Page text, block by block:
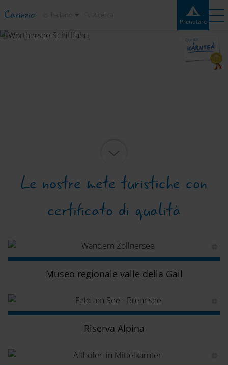
Carinzia Prenotare
Le nostre mete turistiche con
certificato di qualità
Museo regionale valle della Gail
Riserva Alpina